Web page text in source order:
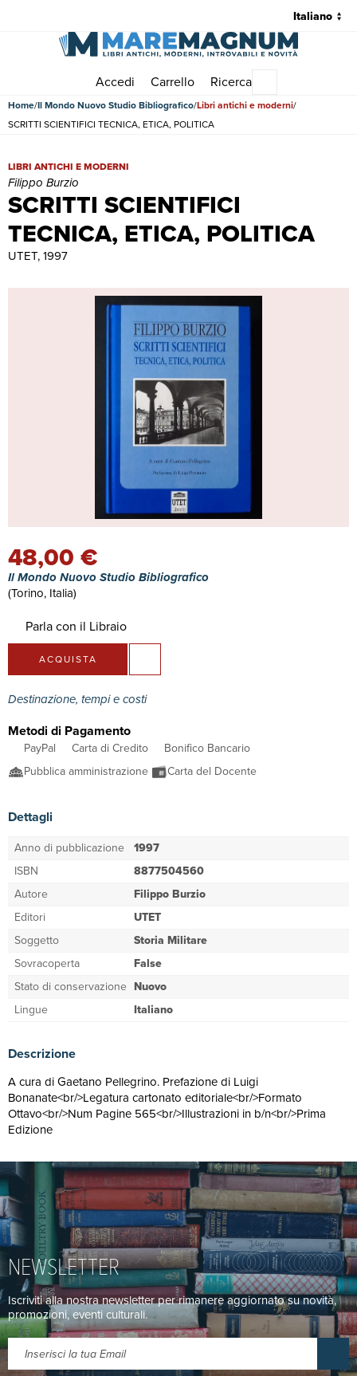
Accedi Carrello Ricerca
Home Il Mondo Nuovo Studio Bibliografico Libri antichi e moderni
SCRITTI SCIENTIFICI TECNICA, ETICA, POLITICA
SCRITTI SCIENTIFICI
TECNICA, ETICA, POLITICA
SCRITTI SCIENTIFICI TECNICA, ETICA, POLITICA | Libri antichi e
LIBRI ANTICHI E MODERNI
Filippo Burzio
UTET, 1997
48,00 €
Il Mondo Nuovo Studio Bibliografico
(Torino, Italia)
Parla con il Libraio
ACQUISTA
Destinazione, tempi e costi
Metodi di Pagamento
PayPal Carta di Credito
Bonifico Bancario
Pubblica amministrazione
Carta del Docente
Dettagli
Anno di pubblicazione 1997
ISBN
8877504560
Autore
Filippo Burzio
Editori
UTET
Soggetto
Storia Militare
Sovracoperta
False
Stato di conservazione Nuovo
Lingue
Italiano
Descrizione
A cura di Gaetano Pellegrino. Prefazione di Luigi
Bonanate<br/>Legatura cartonato editoriale<br/>Formato
Ottavo<br/>Num Pagine 565<br/>Illustrazioni in b/n<br/>Prima
Edizione
NEWSLETTER
Iscriviti alla nostra newsletter per rimanere aggiornato su novità,
promozioni, eventi culturali.